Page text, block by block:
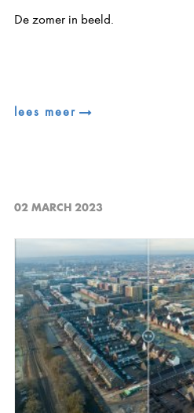
De zomer in beeld.
lees meer
02 MARCH 2023